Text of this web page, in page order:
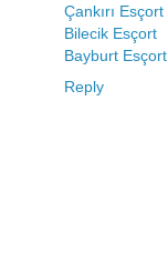
Çankırı Esçort
Bilecik Esçort
Bayburt Esçort
Reply